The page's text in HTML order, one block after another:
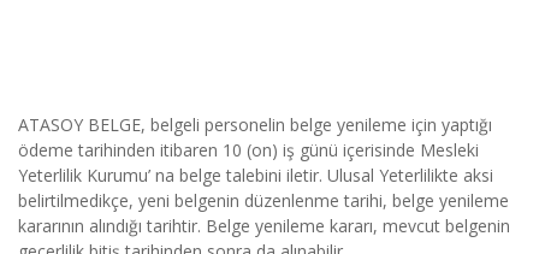
ATASOY BELGE, belgeli personelin belge yenileme için yaptığı
ödeme tarihinden itibaren 10 (on) iş günü içerisinde Mesleki
Yeterlilik Kurumu’ na belge talebini iletir. Ulusal Yeterlilikte aksi
belirtilmedikçe, yeni belgenin düzenlenme tarihi, belge yenileme
kararının alındığı tarihtir. Belge yenileme kararı, mevcut belgenin